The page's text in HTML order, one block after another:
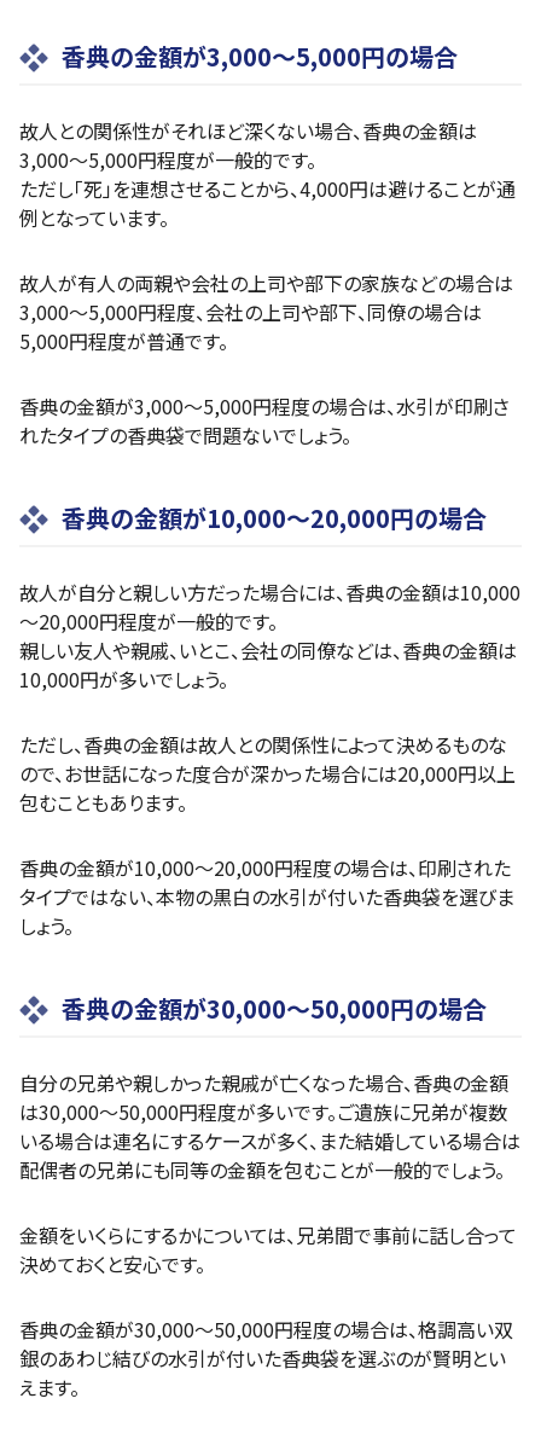
香典の金額が3,000～5,000円の場合
故人との関係性がそれほど深くない場合、香典の金額は
3,000～5,000円程度が一般的です。
ただし「死」を連想させることから、4,000円は避けることが通
例となっています。
故人が有人の両親や会社の上司や部下の家族などの場合は
3,000～5,000円程度、会社の上司や部下、同僚の場合は
5,000円程度が普通です。
香典の金額が3,000～5,000円程度の場合は、水引が印刷さ
れたタイプの香典袋で問題ないでしょう。
香典の金額が10,000～20,000円の場合
故人が自分と親しい方だった場合には、香典の金額は10,000
～20,000円程度が一般的です。
親しい友人や親戚、いとこ、会社の同僚などは、香典の金額は
10,000円が多いでしょう。
ただし、香典の金額は故人との関係性によって決めるものな
ので、お世話になった度合が深かった場合には20,000円以上
包むこともあります。
香典の金額が10,000～20,000円程度の場合は、印刷された
タイプではない、本物の黒白の水引が付いた香典袋を選びま
しょう。
香典の金額が30,000～50,000円の場合
自分の兄弟や親しかった親戚が亡くなった場合、香典の金額
は30,000～50,000円程度が多いです。ご遺族に兄弟が複数
いる場合は連名にするケースが多く、また結婚している場合は
配偶者の兄弟にも同等の金額を包むことが一般的でしょう。
金額をいくらにするかについては、兄弟間で事前に話し合って
決めておくと安心です。
香典の金額が30,000～50,000円程度の場合は、格調高い双
銀のあわじ結びの水引が付いた香典袋を選ぶのが賢明とい
えます。